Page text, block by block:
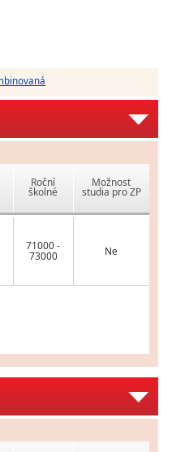
Roční
školné
Možnost
studia pro ZP
71000 -
73000 Ne